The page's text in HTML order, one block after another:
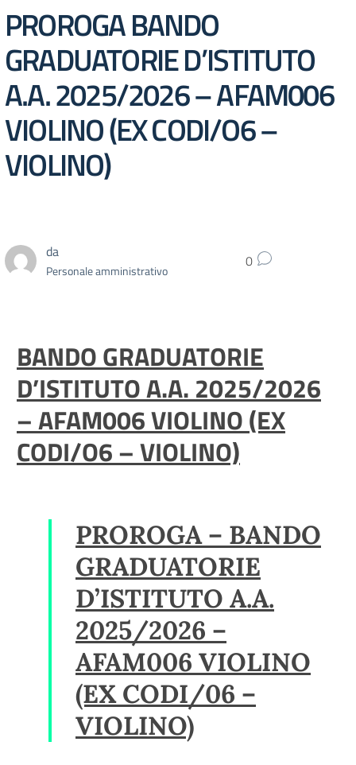
PROROGA BANDO
GRADUATORIE D’ISTITUTO
A.A. 2025/2026 – AFAM006
VIOLINO (EX CODI/O6 –
VIOLINO)
da
Personale amministrativo 0
BANDO GRADUATORIE
D’ISTITUTO A.A. 2025/2026
– AFAM006 VIOLINO (EX
CODI/O6 – VIOLINO)
PROROGA – BANDO
GRADUATORIE
D’ISTITUTO A.A.
2025/2026 –
AFAM006 VIOLINO
(EX CODI/06 –
VIOLINO)